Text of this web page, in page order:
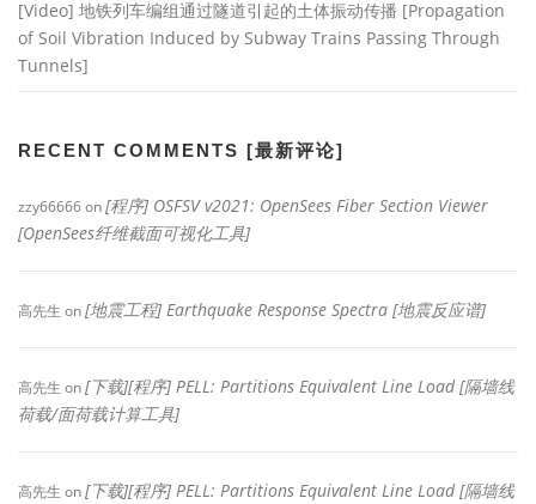
[Video] 地铁列车编组通过隧道引起的土体振动传播 [Propagation
of Soil Vibration Induced by Subway Trains Passing Through
Tunnels]
RECENT COMMENTS [最新评论]
zzy66666on[程序] OSFSV v2021: OpenSees Fiber Section Viewer
[OpenSees纤维截面可视化工具]
高先生 on[地震工程] Earthquake Response Spectra [地震反应谱]
高先生 on[下载][程序] PELL: Partitions Equivalent Line Load [隔墙线
荷载/面荷载计算工具]
高先生 on[下载][程序] PELL: Partitions Equivalent Line Load [隔墙线